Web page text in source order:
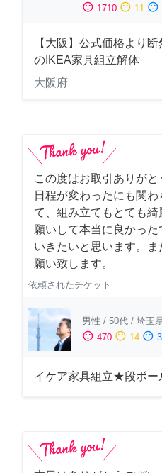
sentiment_satisfied 1710 sentiment_neutral 11 sentiment_dissatisfied
【大阪】公式価格より
のIKEA家具組立解体
大阪府
この度はお取引ありが
日程が変わったにも関
て、組み立てもとても
願いして本当に良かっ
いきたいと思います。
願い致します。
依頼されたチケット
男性 / 50代 / 埼玉
sentiment_satisfied 470 sentiment_neutral 14 sentiment_dissatisfied 3
イケア家具組立★段ボ